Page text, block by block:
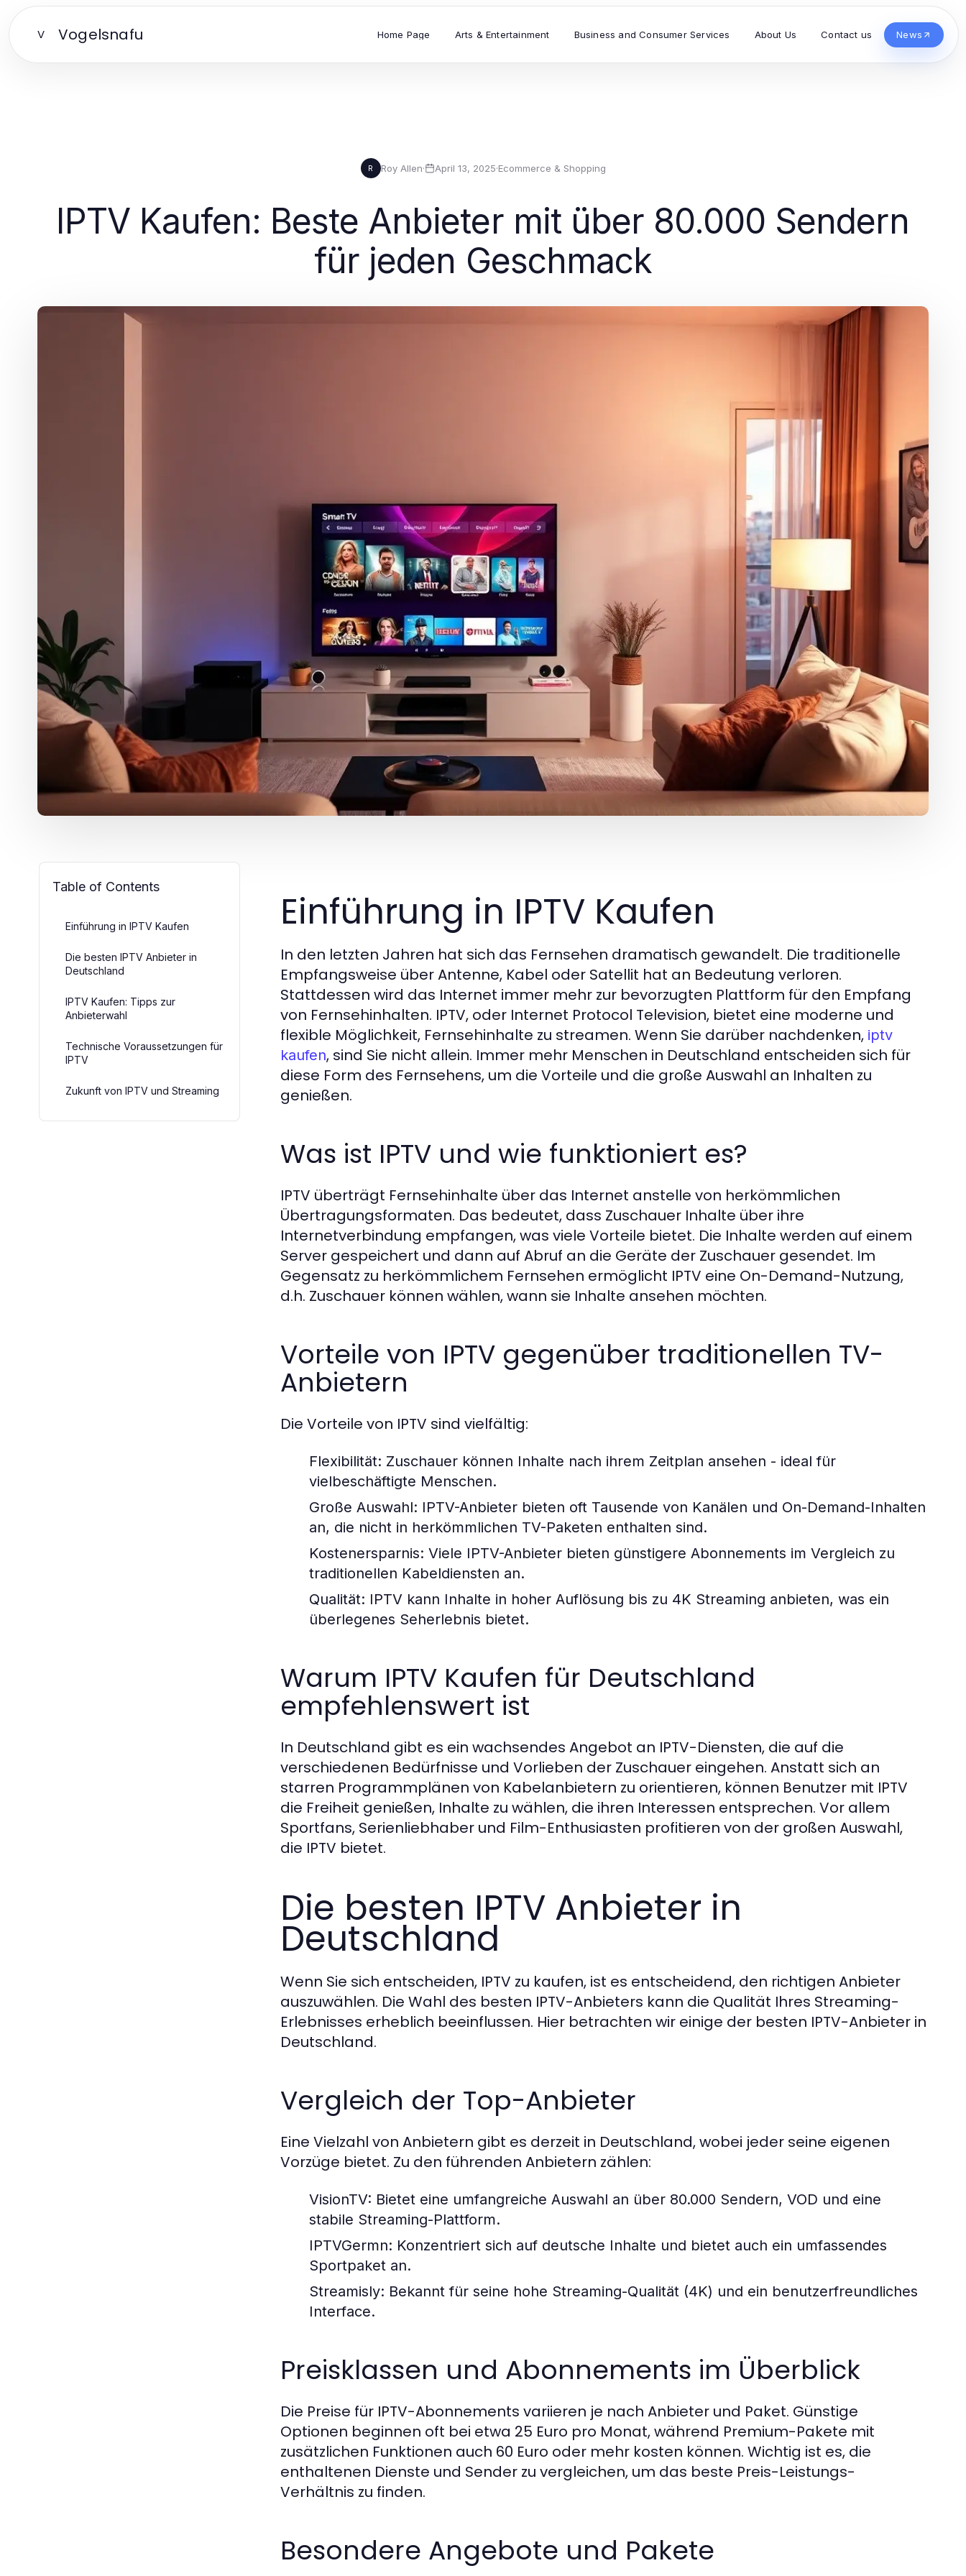
V Vogelsnafu Home Page Arts & Entertainment Business and Consumer Services About Us Contact us News
R Roy Allen· April 13, 2025·Ecommerce & Shopping
IPTV Kaufen: Beste Anbieter mit über 80.000 Sendern
für jeden Geschmack
Table of Contents
Einführung in IPTV Kaufen
Die besten IPTV Anbieter in
Deutschland
IPTV Kaufen: Tipps zur
Anbieterwahl
Technische Voraussetzungen für
IPTV
Zukunft von IPTV und Streaming
Einführung in IPTV Kaufen
In den letzten Jahren hat sich das Fernsehen dramatisch gewandelt. Die traditionelle
Empfangsweise über Antenne, Kabel oder Satellit hat an Bedeutung verloren.
Stattdessen wird das Internet immer mehr zur bevorzugten Plattform für den Empfang
von Fernsehinhalten. IPTV, oder Internet Protocol Television, bietet eine moderne und
flexible Möglichkeit, Fernsehinhalte zu streamen. Wenn Sie darüber nachdenken, iptv
kaufen, sind Sie nicht allein. Immer mehr Menschen in Deutschland entscheiden sich für
diese Form des Fernsehens, um die Vorteile und die große Auswahl an Inhalten zu
genießen.
Was ist IPTV und wie funktioniert es?
IPTV überträgt Fernsehinhalte über das Internet anstelle von herkömmlichen
Übertragungsformaten. Das bedeutet, dass Zuschauer Inhalte über ihre
Internetverbindung empfangen, was viele Vorteile bietet. Die Inhalte werden auf einem
Server gespeichert und dann auf Abruf an die Geräte der Zuschauer gesendet. Im
Gegensatz zu herkömmlichem Fernsehen ermöglicht IPTV eine On-Demand-Nutzung,
d.h. Zuschauer können wählen, wann sie Inhalte ansehen möchten.
Vorteile von IPTV gegenüber traditionellen TV-
Anbietern
Die Vorteile von IPTV sind vielfältig:
Flexibilität: Zuschauer können Inhalte nach ihrem Zeitplan ansehen - ideal für
vielbeschäftigte Menschen.
Große Auswahl: IPTV-Anbieter bieten oft Tausende von Kanälen und On-Demand-Inhalten
an, die nicht in herkömmlichen TV-Paketen enthalten sind.
Kostenersparnis: Viele IPTV-Anbieter bieten günstigere Abonnements im Vergleich zu
traditionellen Kabeldiensten an.
Qualität: IPTV kann Inhalte in hoher Auflösung bis zu 4K Streaming anbieten, was ein
überlegenes Seherlebnis bietet.
Warum IPTV Kaufen für Deutschland
empfehlenswert ist
In Deutschland gibt es ein wachsendes Angebot an IPTV-Diensten, die auf die
verschiedenen Bedürfnisse und Vorlieben der Zuschauer eingehen. Anstatt sich an
starren Programmplänen von Kabelanbietern zu orientieren, können Benutzer mit IPTV
die Freiheit genießen, Inhalte zu wählen, die ihren Interessen entsprechen. Vor allem
Sportfans, Serienliebhaber und Film-Enthusiasten profitieren von der großen Auswahl,
die IPTV bietet.
Die besten IPTV Anbieter in
Deutschland
Wenn Sie sich entscheiden, IPTV zu kaufen, ist es entscheidend, den richtigen Anbieter
auszuwählen. Die Wahl des besten IPTV-Anbieters kann die Qualität Ihres Streaming-
Erlebnisses erheblich beeinflussen. Hier betrachten wir einige der besten IPTV-Anbieter in
Deutschland.
Vergleich der Top-Anbieter
Eine Vielzahl von Anbietern gibt es derzeit in Deutschland, wobei jeder seine eigenen
Vorzüge bietet. Zu den führenden Anbietern zählen:
VisionTV: Bietet eine umfangreiche Auswahl an über 80.000 Sendern, VOD und eine
stabile Streaming-Plattform.
IPTVGermn: Konzentriert sich auf deutsche Inhalte und bietet auch ein umfassendes
Sportpaket an.
Streamisly: Bekannt für seine hohe Streaming-Qualität (4K) und ein benutzerfreundliches
Interface.
Preisklassen und Abonnements im Überblick
Die Preise für IPTV-Abonnements variieren je nach Anbieter und Paket. Günstige
Optionen beginnen oft bei etwa 25 Euro pro Monat, während Premium-Pakete mit
zusätzlichen Funktionen auch 60 Euro oder mehr kosten können. Wichtig ist es, die
enthaltenen Dienste und Sender zu vergleichen, um das beste Preis-Leistungs-
Verhältnis zu finden.
Besondere Angebote und Pakete